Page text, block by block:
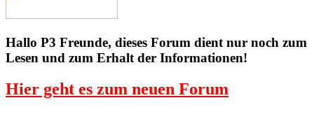
Hallo P3 Freunde, dieses Forum dient nur noch zum
Lesen und zum Erhalt der Informationen!
Hier geht es zum neuen Forum